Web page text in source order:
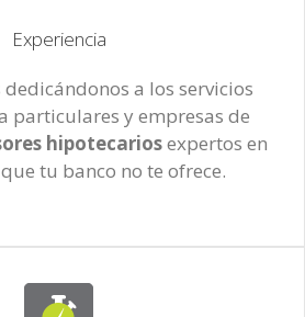
Experiencia
dedicándonos a los servicios
particulares y empresas de
hipotecariosexpertos en
tu banco no te ofrece.